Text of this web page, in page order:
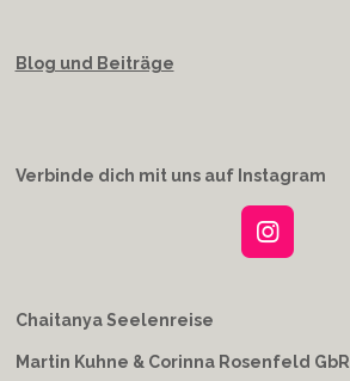
Blog und Beiträge
Verbinde dich mit uns auf Instagram
I
g
Chaitanya Seelenreise
Martin Kuhne & Corinna Rosenfeld GbR